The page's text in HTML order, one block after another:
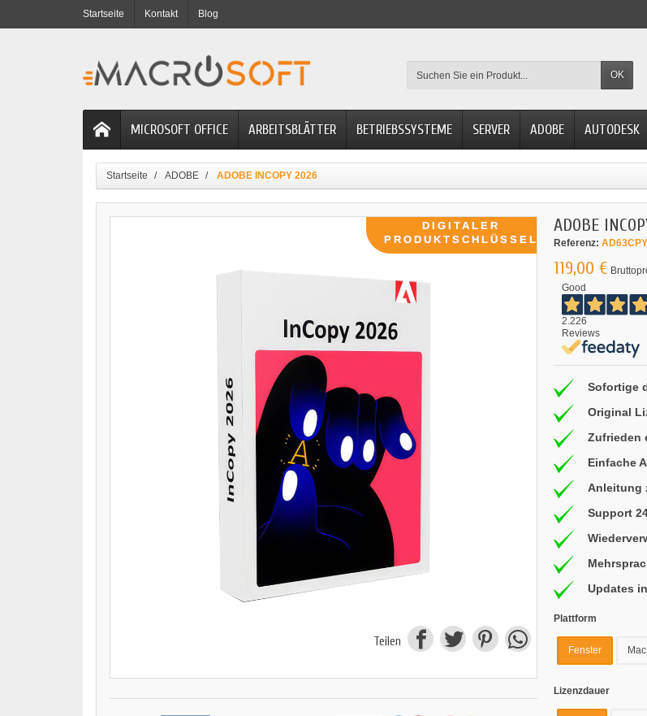
Startseite Kontakt Blog
OK
MICROSOFT OFFICE ARBEITSBLÄTTER BETRIEBSSYSTEME SERVER ADOBE AUTODESK
Startseite ADOBE ADOBE INCOPY 2026
Teilen
ADOBE
Referenz:
119,00 €
Good
2.226
Reviews
Sofortige
Original
Zufrieden
Einfache
Anleitung
Support
Updates
Plattform
Fenster Mac
Lizenzdauer